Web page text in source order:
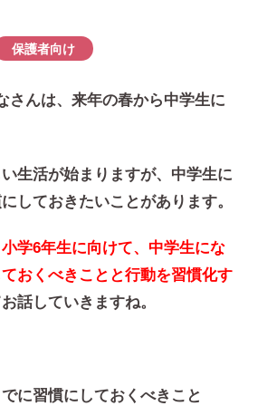
保護者向け
さんは、来年の春から中学生に
生活が始まりますが、中学生に
しておきたいことがあります。
小学6年生に向けて、中学生にな
おくべきことと行動を習慣化す
話していきますね。
に習慣にしておくべきこと